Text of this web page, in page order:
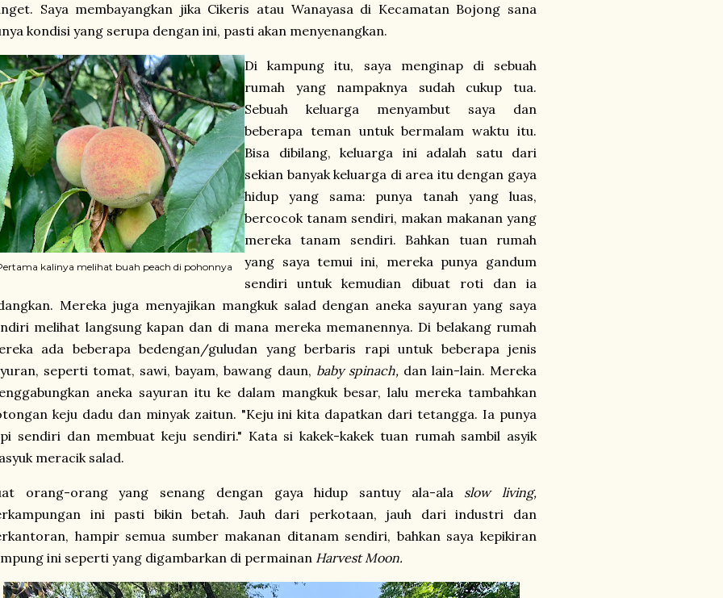
Saya membayangkan jika Cikeris atau Wanayasa di Kecamatan Bojong sana
kondisi yang serupa dengan ini, pasti akan menyenangkan.
kalinya melihat buah peach di pohonnya
Di kampung itu, saya menginap di sebuah
rumah yang nampaknya sudah cukup tua.
Sebuah keluarga menyambut saya dan
beberapa teman untuk bermalam waktu itu.
Bisa dibilang, keluarga ini adalah satu dari
sekian banyak keluarga di area itu dengan gaya
hidup yang sama: punya tanah yang luas,
bercocok tanam sendiri, makan makanan yang
mereka tanam sendiri. Bahkan tuan rumah
yang saya temui ini, mereka punya gandum
sendiri untuk kemudian dibuat roti dan ia
Mereka juga menyajikan mangkuk salad dengan aneka sayuran yang saya
melihat langsung kapan dan di mana mereka memanennya. Di belakang rumah
ada beberapa bedengan/guludan yang berbaris rapi untuk beberapa jenis
seperti tomat, sawi, bayam, bawang daun, baby spinach, dan lain-lain. Mereka
aneka sayuran itu ke dalam mangkuk besar, lalu mereka tambahkan
keju dadu dan minyak zaitun. "Keju ini kita dapatkan dari tetangga. Ia punya
sendiri dan membuat keju sendiri." Kata si kakek-kakek tuan rumah sambil asyik
meracik salad.
orang-orang yang senang dengan gaya hidup santuy ala-ala slow living,
ini pasti bikin betah. Jauh dari perkotaan, jauh dari industri dan
hampir semua sumber makanan ditanam sendiri, bahkan saya kepikiran
ini seperti yang digambarkan di permainan Harvest Moon.